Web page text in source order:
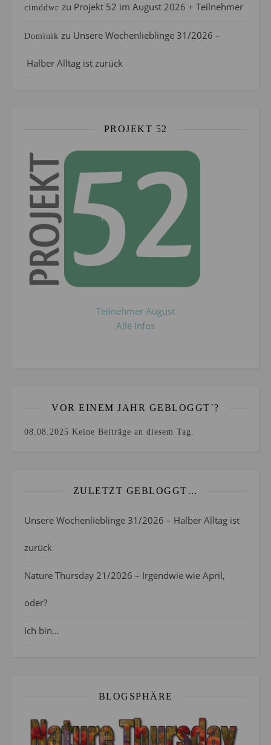
cimddwc zu Projekt 52 im August 2026 + Teilnehmer
Dominik zu Unsere Wochenlieblinge 31/2026 –
Halber Alltag ist zurück
PROJEKT 52
Teilnehmer August
Alle Infos
VOR EINEM JAHR GEBLOGGT`?
08.08.2025 Keine Beiträge an diesem Tag.
ZULETZT GEBLOGGT…
Unsere Wochenlieblinge 31/2026 – Halber Alltag ist
zurück
Nature Thursday 21/2026 – Irgendwie wie April,
oder?
Ich bin…
BLOGSPHÄRE